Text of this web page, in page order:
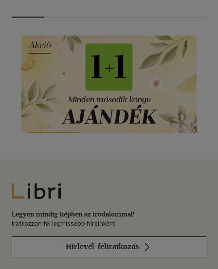
Libri
Legyen mindig képben az irodalommal!
Iratkozzon fel legfrissebb híreinkért!
Hírlevél-feliratkozás